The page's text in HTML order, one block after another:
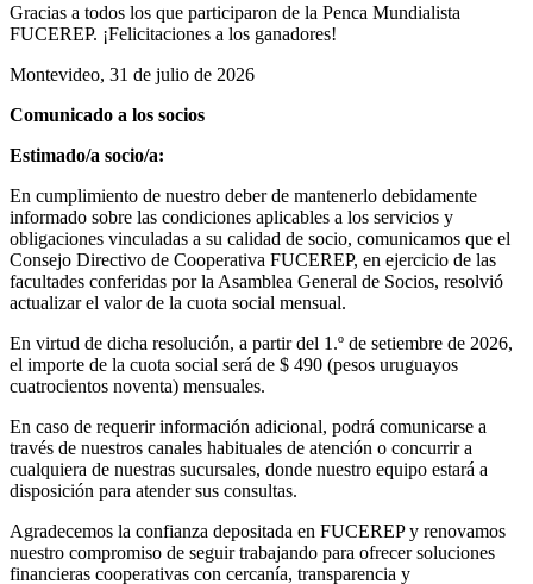
Gracias a todos los que participaron de la Penca Mundialista
FUCEREP. ¡Felicitaciones a los ganadores!
Montevideo, 31 de julio de 2026
Comunicado a los socios
Estimado/a socio/a:
En cumplimiento de nuestro deber de mantenerlo debidamente
informado sobre las condiciones aplicables a los servicios y
obligaciones vinculadas a su calidad de socio, comunicamos que el
Consejo Directivo de Cooperativa FUCEREP, en ejercicio de las
facultades conferidas por la Asamblea General de Socios, resolvió
actualizar el valor de la cuota social mensual.
En virtud de dicha resolución, a partir del 1.º de setiembre de 2026,
el importe de la cuota social será de $ 490 (pesos uruguayos
cuatrocientos noventa) mensuales.
En caso de requerir información adicional, podrá comunicarse a
través de nuestros canales habituales de atención o concurrir a
cualquiera de nuestras sucursales, donde nuestro equipo estará a
disposición para atender sus consultas.
Agradecemos la confianza depositada en FUCEREP y renovamos
nuestro compromiso de seguir trabajando para ofrecer soluciones
financieras cooperativas con cercanía, transparencia y